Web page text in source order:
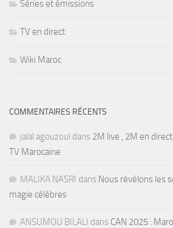
Séries et émissions
TV en direct
Wiki Maroc
COMMENTAIRES RÉCENTS
jalal agouzoul dans 2M live , 2M en
TV Marocaine
MALIKA NASRI dans Nous révélons les
magie célèbres
ANSUMOU BILALI dans CAN 2025 :